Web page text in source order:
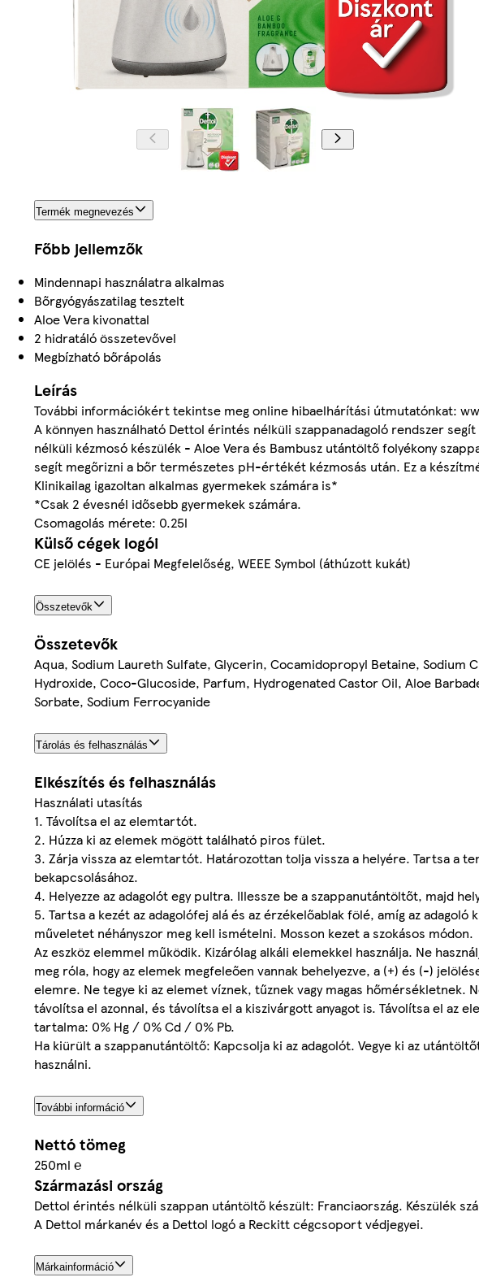
Termék megnevezés
Főbb jellemzők
Mindennapi használatra alkalmas
Bőrgyógyászatilag tesztelt
Aloe Vera kivonattal
2 hidratáló összetevővel
Megbízható bőrápolás
Leírás
További információkért tekintse meg online hibaelhárítási útmutatónkat:
A könnyen használható Dettol érintés nélküli szappanadagoló rendszer
nélküli kézmosó készülék - Aloe Vera és Bambusz utántöltő folyékony
segít megőrizni a bőr természetes pH-értékét kézmosás után. Ez a
Klinikailag igazoltan alkalmas gyermekek számára is*
*Csak 2 évesnél idősebb gyermekek számára.
Csomagolás mérete: 0.25l
Külső cégek logói
CE jelölés - Európai Megfelelőség, WEEE Symbol (áthúzott kukát)
Összetevők
Összetevők
Aqua, Sodium Laureth Sulfate, Glycerin, Cocamidopropyl Betaine, Sodium
Hydroxide, Coco-Glucoside, Parfum, Hydrogenated Castor Oil, Aloe
Sorbate, Sodium Ferrocyanide
Tárolás és felhasználás
Elkészítés és felhasználás
Használati utasítás
1. Távolítsa el az elemtartót.
2. Húzza ki az elemek mögött található piros fület.
3. Zárja vissza az elemtartót. Határozottan tolja vissza a helyére. Tartsa a
bekapcsolásához.
4. Helyezze az adagolót egy pultra. Illessze be a szappanutántöltőt, majd
5. Tartsa a kezét az adagolófej alá és az érzékelőablak fölé, amíg az
műveletet néhányszor meg kell ismételni. Mosson kezet a szokásos módon.
Az eszköz elemmel működik. Kizárólag alkáli elemekkel használja. Ne
meg róla, hogy az elemek megfeleően vannak behelyezve, a (+) és (-)
elemre. Ne tegye ki az elemet víznek, tűznek vagy magas hőmérsékletnek.
távolítsa el azonnal, és távolítsa el a kiszivárgott anyagot is. Távolítsa el az
tartalma: 0% Hg / 0% Cd / 0% Pb.
Ha kiürült a szappanutántöltő: Kapcsolja ki az adagolót. Vegye ki az
használni.
További információ
Nettó tömeg
250ml ℮
Származási ország
Dettol érintés nélküli szappan utántöltő készült: Franciaország. Készülék
A Dettol márkanév és a Dettol logó a Reckitt cégcsoport védjegyei.
Márkainformáció